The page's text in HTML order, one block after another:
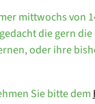
mittwochs von
die gern
oder ihre
Sie bitte dem